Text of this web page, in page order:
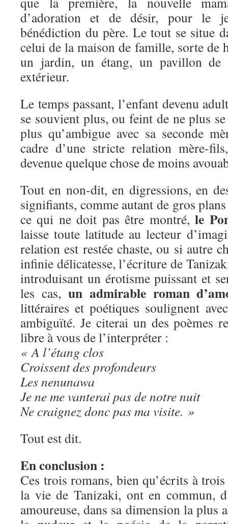
d’adoration et de désir, pour le
bénédiction du père. Le tout se situe
celui de la maison de famille, sorte de
un jardin, un étang, un pavillon de
extérieur.
Le temps passant, l’enfant devenu
se souvient plus, ou feint de ne plus
plus qu’ambigue avec sa seconde
cadre d’une stricte relation mère-
devenue quelque chose de moins
Tout en non-dit, en digressions, en
signifiants, comme autant de gros
ce qui ne doit pas être montré,le
laisse toute latitude au lecteur
relation est restée chaste, ou si autre
infinie délicatesse, l’écriture de
introduisant un érotisme puissant et
les cas, un admirable roman
littéraires et poétiques soulignent
ambiguïté. Je citerai un des poèmes
libre à vous de l’interpréter :
« A l’étang clos
Croissent des profondeurs
Les nenunawa
Je ne me vanterai pas de notre nuit
Ne craignez donc pas ma visite. »
Tout est dit.
En conclusion :
Ces trois romans, bien qu’écrits à
la vie de Tanizaki, ont en commun,
amoureuse, dans sa dimension la plus